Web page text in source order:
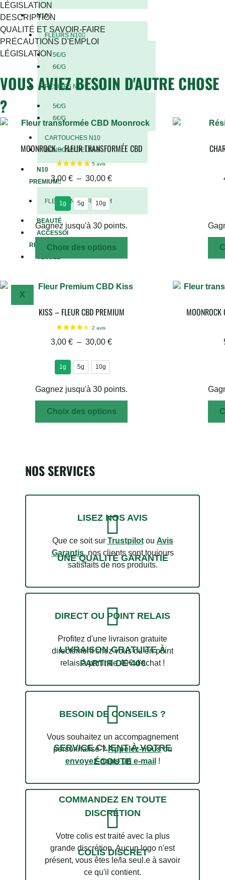
N10
FLEURS N10
5€/G
6€/G
RÉSINES N10
5€/G
6€/G
CARTOUCHES N10
BONBONS DELTA-9
N10
PREMIUM
FLEURS N10 PREMIUM
BEAUTÉ
ACCESSOI
RES
X
LÉGISLATION
DESCRIPTION
QUALITÉ ET SAVOIR-FAIRE
PRÉCAUTIONS D'EMPLOI
LÉGISLATION
VOUS AVIEZ BESOIN D'AUTRE CHOSE
?
MOONROCK – FLEUR TRANSFORMÉE CBD
3,00 € – 30,00 €
1g 5g 10g
Gagnez jusqu'à 30 points.
Choix des options
KISS – FLEUR CBD PREMIUM
2 avis
3,00 € – 30,00 €
1g 5g 10g
Gagnez jusqu'à 30 points.
Choix des options
MOONROCK
NOS SERVICES
UNE QUALITÉ GARANTIE
LISEZ NOS AVIS
Que ce soit sur Trustpilotou Avis
Garantis, nos clients sont toujours
satisfaits de nos produits.
LIVRAISON GRATUITE À
PARTIR DE 40€
DIRECT OU POINT RELAIS
Profitez d'une livraison gratuite
directement chez vous ou en point
relais à partir de 40€ d'achat !
SERVICE CLIENT À VOTRE
ÉCOUTE
BESOIN DE CONSEILS ?
Vous souhaitez un accompagnement
personnalisé ?Appelez-nousou
envoyez-nous un e-mail !
COLIS DISCRET
COMMANDEZ EN TOUTE
DISCRÉTION
Votre colis est traité avec la plus
grande discrétion. Aucun logo n'est
présent, vous êtes le/la seul.e à savoir
ce qu'il contient.